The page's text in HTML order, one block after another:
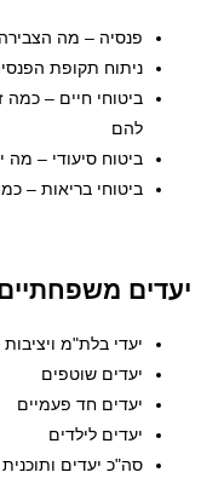
פנסיה – מה
ניתוח תקופת
ביטוחי חיים –
להם
ביטוח סיעודי –
ביטוחי בריאות –
יעדים
יעדי בלת"מ
יעדים שוטפים
יעדים חד פעמיים
יעדים לילדים
סה"כ יעדים